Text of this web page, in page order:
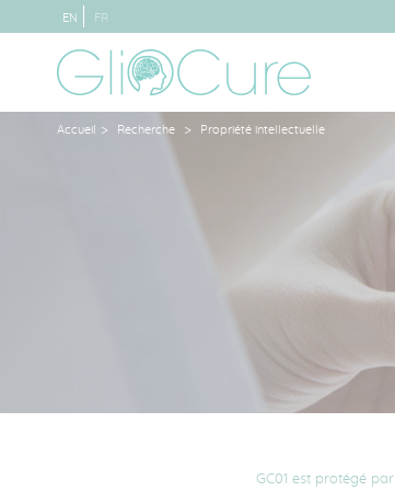
EN FR
Accueil > Recherche > Propriété intellectuelle
GC01 est protégé par